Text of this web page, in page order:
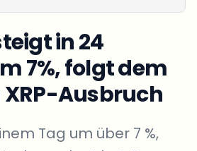
in 24
7%, folgt dem
Ausbruch
Tag um über 7 %,